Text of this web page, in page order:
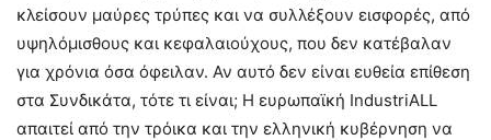
κλείσουν μαύρες τρύπες και να συλλέξουν εισφορές, από
υψηλόμισθους και κεφαλαιούχους, που δεν κατέβαλαν
για χρόνια όσα όφειλαν. Αν αυτό δεν είναι ευθεία επίθεση
στα Συνδικάτα, τότε τι είναι; Η ευρωπαϊκή IndustriALL
απαιτεί από την τρόικα και την ελληνική κυβέρνηση να